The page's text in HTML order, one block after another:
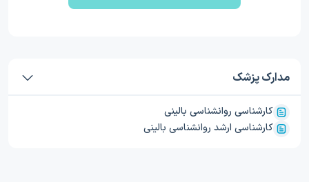
مدارک پزشک
کارشناسی روانشناسی بالینی
کارشناسی ارشد روانشناسی بالینی